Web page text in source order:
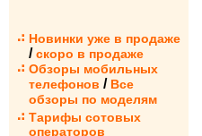
Новинки уже в продаже
/ скоро в продаже
Обзоры мобильных
телефонов / Все
обзоры по моделям
Тарифы сотовых
операторов